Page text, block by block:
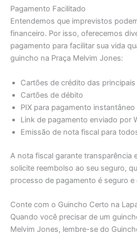
Pagamento Facilitado
Entendemos que imprevistos
financeiro. Por isso, oferecemos
pagamento para facilitar sua vida
guincho na Praça Melvim Jones:
Cartões de crédito das
Cartões de débito
PIX para pagamento instantâneo
Link de pagamento enviado por
Emissão de nota fiscal para
A nota fiscal garante transparência
solicite reembolso ao seu seguro,
processo de pagamento é seguro
Conte com o Guincho Certo na
Quando você precisar de um
Melvim Jones, lembre-se do